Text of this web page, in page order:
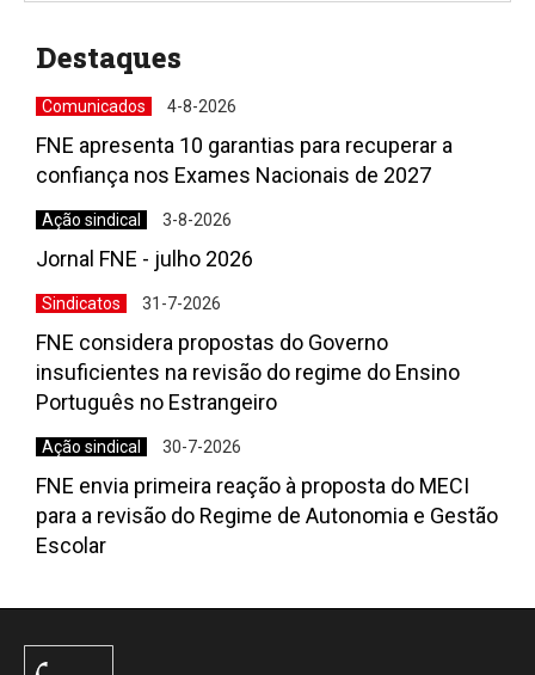
Destaques
Comunicados 4-8-2026
FNE apresenta 10 garantias para recuperar a
confiança nos Exames Nacionais de 2027
Ação sindical 3-8-2026
Jornal FNE - julho 2026
Sindicatos 31-7-2026
FNE considera propostas do Governo
insuficientes na revisão do regime do Ensino
Português no Estrangeiro
Ação sindical 30-7-2026
FNE envia primeira reação à proposta do MECI
para a revisão do Regime de Autonomia e Gestão
Escolar